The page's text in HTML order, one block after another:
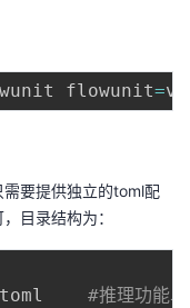
flowunit=
要提供独立的toml配
目录结构为：
#推理功能